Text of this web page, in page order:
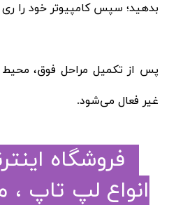
بدهید؛ سپس کامپیوتر خود را
پس از تکمیل مراحل فوق، محیط
غیر فعال می‌شود.
فروشگاه
انواع لپ تاپ